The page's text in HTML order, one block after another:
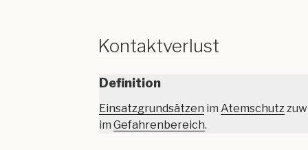
Kontaktverlust
Definition
Einsatzgrundsätzen im Atemschutz
im Gefahrenbereich.